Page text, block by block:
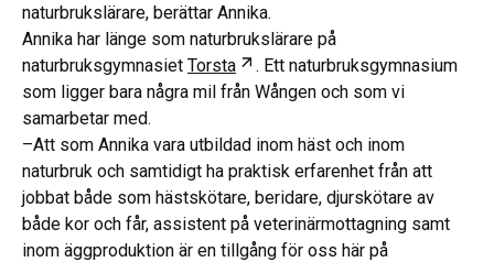
naturbrukslärare, berättar Annika.
Annika har länge som naturbrukslärare på
naturbruksgymnasiet Torsta Öppnas i ny flik
. Ett naturbruksgymnasium
som ligger bara några mil från Wången och som vi
samarbetar med.
–Att som Annika vara utbildad inom häst och inom
naturbruk och samtidigt ha praktisk erfarenhet från att
jobbat både som hästskötare, beridare, djurskötare av
både kor och får, assistent på veterinärmottagning samt
inom äggproduktion är en tillgång för oss här på